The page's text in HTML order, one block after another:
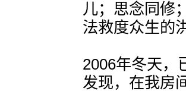
儿；思念同修
法救度众生的
2006年冬天，
发现，在我房